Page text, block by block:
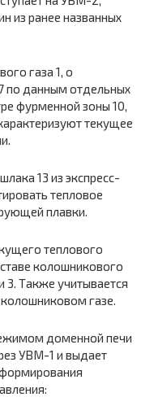
из ранее названных
газа 1, о
по данным отдельных
фурменной зоны 10,
текущее
13 из экспресс-
тепловое
плавки.
теплового
колошникового
Также учитывается
газе.
доменной печи
УВМ-1 и выдает